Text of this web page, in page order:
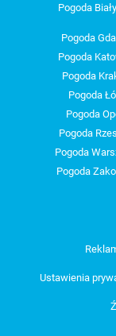
Pogoda
Pogoda
Pogoda
Pogoda
Pogoda
Pogoda
Pogoda
Pogoda
Pogoda
Ustawienia